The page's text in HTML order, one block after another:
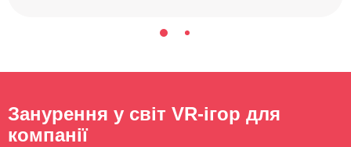
Занурення у світ VR-ігор для
компанії